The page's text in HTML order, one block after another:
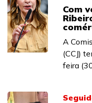
Com
A
(CCJ)
feira